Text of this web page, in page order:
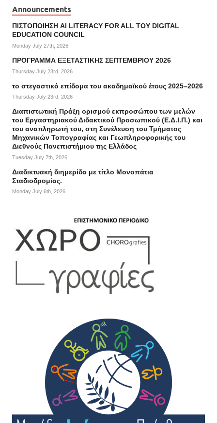
Announcements
ΠΙΣΤΟΠΟΙΗΣΗ AI LITERACY FOR ALL ΤΟΥ DIGITAL
EDUCATION COUNCIL
Monday July 27th, 2026
ΠΡΟΓΡΑΜΜΑ ΕΞΕΤΑΣΤΙΚΗΣ ΣΕΠΤΕΜΒΡΙΟΥ 2026
Thursday July 23rd, 2026
το στεγαστικό επίδομα του ακαδημαϊκού έτους 2025–2026
Thursday July 23rd, 2026
Διαπιστωτική Πράξη ορισμού εκπροσώπου των μελών
του Εργαστηριακού Διδακτικού Προσωπικού (Ε.Δ.Ι.Π.) και
του αναπληρωτή του, στη Συνέλευση του Τμήματος
Μηχανικών Τοπογραφίας και Γεωπληροφορικής του
Διεθνούς Πανεπιστήμιου της Ελλάδος
Tuesday July 7th, 2026
Διαδικτυακή διημερίδα με τίτλο Μονοπάτια
Σταδιοδρομίας.
Monday July 6th, 2026